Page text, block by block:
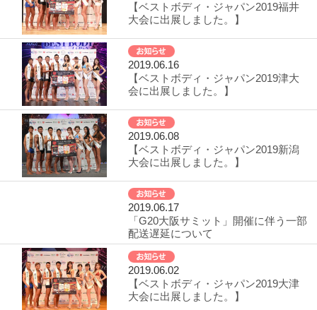
【ベストボディ・ジャパン2019福井
大会に出展しました。】
2019.06.16
【ベストボディ・ジャパン2019津大
会に出展しました。】
2019.06.08
【ベストボディ・ジャパン2019新潟
大会に出展しました。】
2019.06.17
「G20大阪サミット」開催に伴う一部
配送遅延について
2019.06.02
【ベストボディ・ジャパン2019大津
大会に出展しました。】